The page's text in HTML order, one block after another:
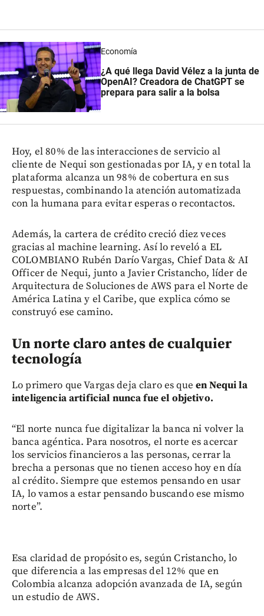
Economía
¿A qué llega David Vélez a la junta de
OpenAI? Creadora de ChatGPT se
prepara para salir a la bolsa
Hoy, el 80% de las interacciones de servicio al
cliente de Nequi son gestionadas por IA, y en total la
plataforma alcanza un 98% de cobertura en sus
respuestas, combinando la atención automatizada
con la humana para evitar esperas o recontactos.
Además, la cartera de crédito creció diez veces
gracias al machine learning. Así lo reveló a EL
COLOMBIANO Rubén Darío Vargas, Chief Data & AI
Officer de Nequi, junto a Javier Cristancho, líder de
Arquitectura de Soluciones de AWS para el Norte de
América Latina y el Caribe, que explica cómo se
construyó ese camino.
Un norte claro antes de cualquier
tecnología
Lo primero que Vargas deja claro es que en Nequi la
inteligencia artificial nunca fue el objetivo.
“El norte nunca fue digitalizar la banca ni volver la
banca agéntica. Para nosotros, el norte es acercar
los servicios financieros a las personas, cerrar la
brecha a personas que no tienen acceso hoy en día
al crédito. Siempre que estemos pensando en usar
IA, lo vamos a estar pensando buscando ese mismo
norte”.
Esa claridad de propósito es, según Cristancho, lo
que diferencia a las empresas del 12% que en
Colombia alcanza adopción avanzada de IA, según
un estudio de AWS.